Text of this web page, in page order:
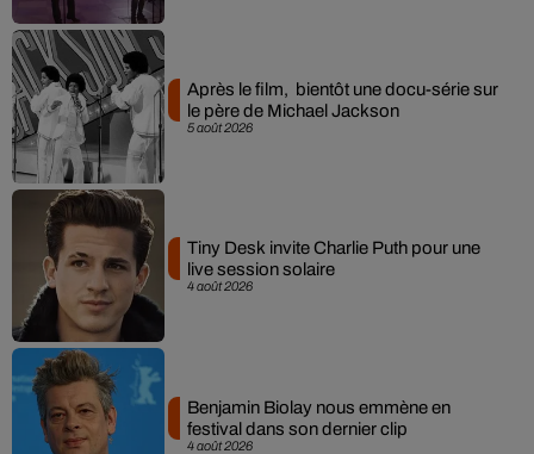
5 août 2026
Après le film, bientôt une docu-série sur
le père de Michael Jackson
4 août 2026
Tiny Desk invite Charlie Puth pour une
live session solaire
4 août 2026
Benjamin Biolay nous emmène en
festival dans son dernier clip